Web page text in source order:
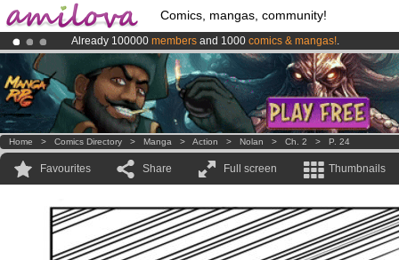
Comics, mangas, community!
Already 100000 members and 1000 comics & mangas!.
AmilovaKickstarter is now LIVE!.
Premium membership from3.95 euros per month !Get membership
Home > Comics Directory > Manga > Action > Nolan > Ch. 2 > P. 24
Favourites Share Full screen Thumbnails